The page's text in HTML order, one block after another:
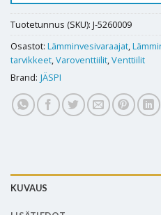
Tuotetunnus (SKU): J-5260009
Osastot: Lämminvesivaraajat,
tarvikkeet,Varoventtiilit,Venttiilit
Brand: JÄSPI
KUVAUS